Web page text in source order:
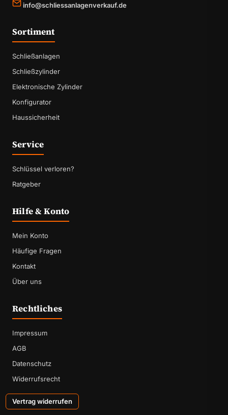
info@schliessanlagenverkauf.de
Sortiment
Schließanlagen
Schließzylinder
Elektronische Zylinder
Konfigurator
Haussicherheit
Service
Schlüssel verloren?
Ratgeber
Hilfe & Konto
Mein Konto
Häufige Fragen
Kontakt
Über uns
Rechtliches
Impressum
AGB
Datenschutz
Widerrufsrecht
Vertrag widerrufen